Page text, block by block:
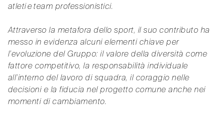
atleti e team professionistici.
Attraverso la metafora dello sport, il suo contributo ha
messo in evidenza alcuni elementi chiave per
l’evoluzione del Gruppo: il valore della diversità come
fattore competitivo, la responsabilità individuale
all’interno del lavoro di squadra, il coraggio nelle
decisioni e la fiducia nel progetto comune anche nei
momenti di cambiamento.